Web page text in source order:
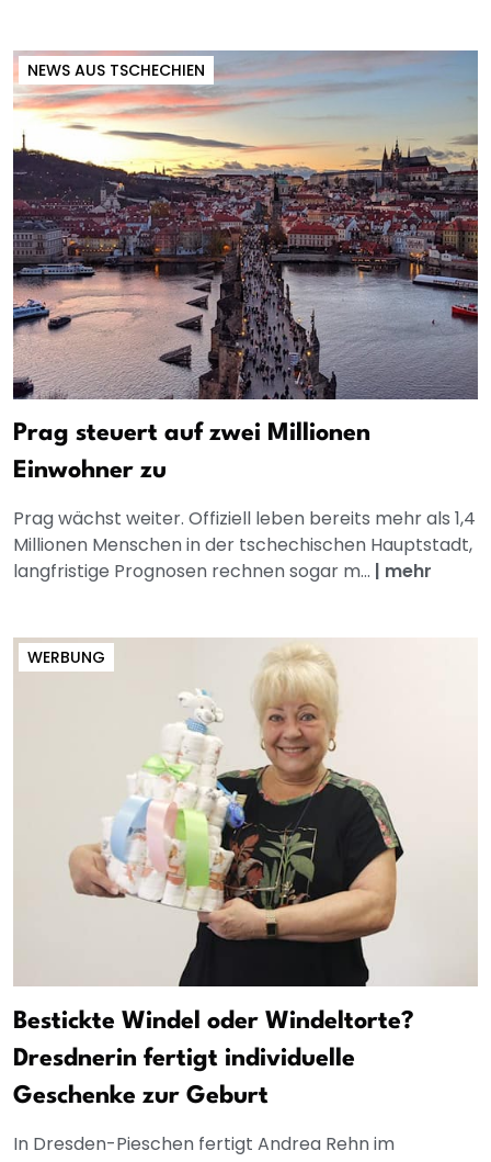
NEWS AUS TSCHECHIEN
Prag steuert auf zwei Millionen
Einwohner zu
Prag wächst weiter. Offiziell leben bereits mehr als 1,4
Millionen Menschen in der tschechischen Hauptstadt,
langfristige Prognosen rechnen sogar m... | mehr
WERBUNG
Bestickte Windel oder Windeltorte?
Dresdnerin fertigt individuelle
Geschenke zur Geburt
In Dresden-Pieschen fertigt Andrea Rehn im